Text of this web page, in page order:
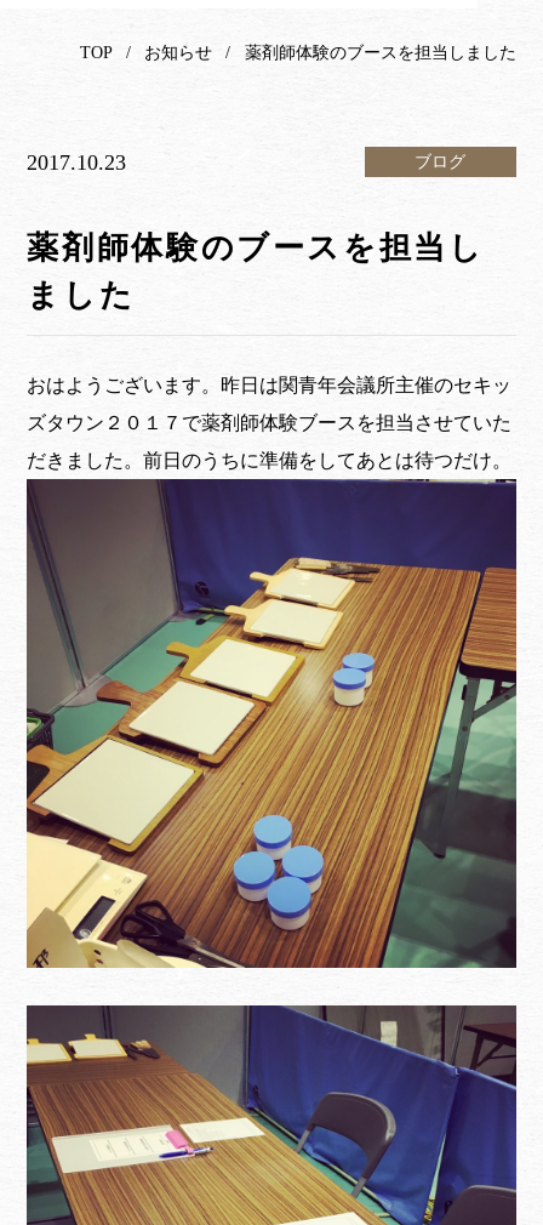
TOP お知らせ 薬剤師体験のブースを担当しました
2017.10.23 ブログ
薬剤師体験のブースを担当し
ました
おはようございます。昨日は関青年会議所主催のセキッ
ズタウン２０１７で薬剤師体験ブースを担当させていた
だきました。前日のうちに準備をしてあとは待つだけ。